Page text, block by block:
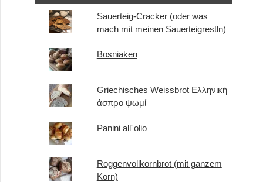
Sauerteig-Cracker (oder was
mach mit meinen Sauerteigrestln)
Bosniaken
Griechisches Weissbrot Ελληνική
άσπρο ψωμί
Panini all´olio
Roggenvollkornbrot (mit ganzem
Korn)